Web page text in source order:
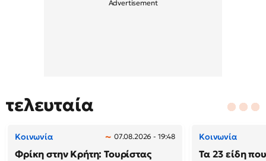
τελευταία
Κοινωνία 07.08.2026 - 19:48
Φρίκη στην Κρήτη: Τουρίστας
Κοινωνία
Τα 23 είδη